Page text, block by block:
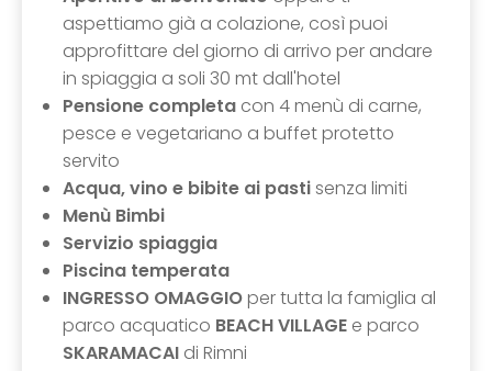
aspettiamo già a colazione, così puoi
approfittare del giorno di arrivo per andare
in spiaggia a soli 30 mt dall'hotel
Pensione completa con 4 menù di carne,
pesce e vegetariano a buffet protetto
servito
Acqua, vino e bibite ai pastisenza limiti
Menù Bimbi
Servizio spiaggia
Piscina temperata
INGRESSO OMAGGIOper tutta la famiglia al
parco acquatico BEACH VILLAGE e parco
SKARAMACAI di Rimni